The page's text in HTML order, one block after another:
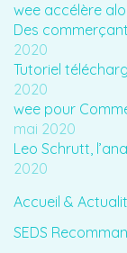
wee accélère
Des
2020
Tutoriel
2020
wee pour
mai 2020
Leo Schrutt,
2020
Accueil &
SEDS